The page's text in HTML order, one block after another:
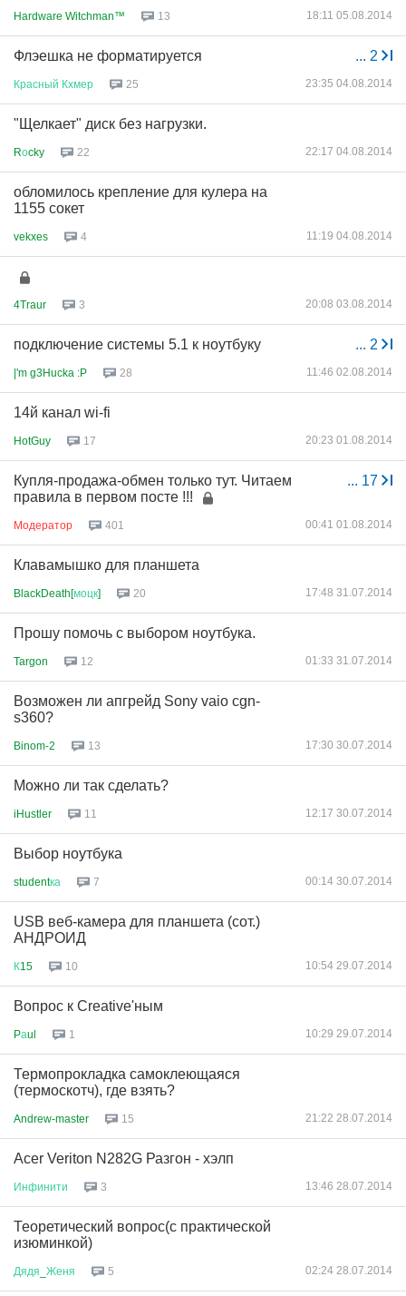
Hardware Witchman™ 13 18:11 05.08.2014
... 2
Флэешка не форматируется
Красный Кхмер 25 23:35 04.08.2014
"Щелкает" диск без нагрузки.
Rоcky 22 22:17 04.08.2014
обломилось крепление для кулера на
1155 сокет
vekxes 4 11:19 04.08.2014
4Traur 3 20:08 03.08.2014
... 2
подключение системы 5.1 к ноутбуку
|'m g3Hucka :P 28 11:46 02.08.2014
14й канал wi-fi
HotGuy 17 20:23 01.08.2014
... 17
Купля-продажа-обмен только тут. Читаем
правила в первом посте !!!
Модератор 401 00:41 01.08.2014
Клавамышко для планшета
BlackDeath[моцк] 20 17:48 31.07.2014
Прошу помочь с выбором ноутбука.
Targon 12 01:33 31.07.2014
Возможен ли апгрейд Sony vaio cgn-
s360?
Binom-2 13 17:30 30.07.2014
Можно ли так сделать?
iHustler 11 12:17 30.07.2014
Выбор ноутбука
studentка 7 00:14 30.07.2014
USB веб-камера для планшета (сот.)
АНДРОИД
К15 10 10:54 29.07.2014
Вопрос к Creative'ным
Pаul 1 10:29 29.07.2014
Термопрокладка самоклеющаяся
(термоскотч), где взять?
Andrew-master 15 21:22 28.07.2014
Acer Veriton N282G Разгон - хэлп
Инфинити 3 13:46 28.07.2014
Теоретический вопрос(с практической
изюминкой)
Дядя Женя 5 02:24 28.07.2014